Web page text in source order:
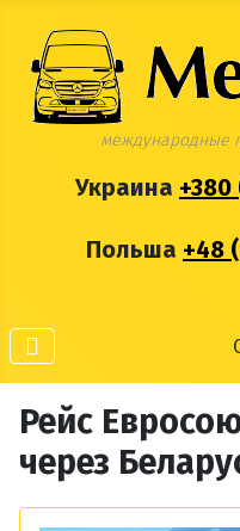
международные
Украина +380
Польша +48
Рейс
через